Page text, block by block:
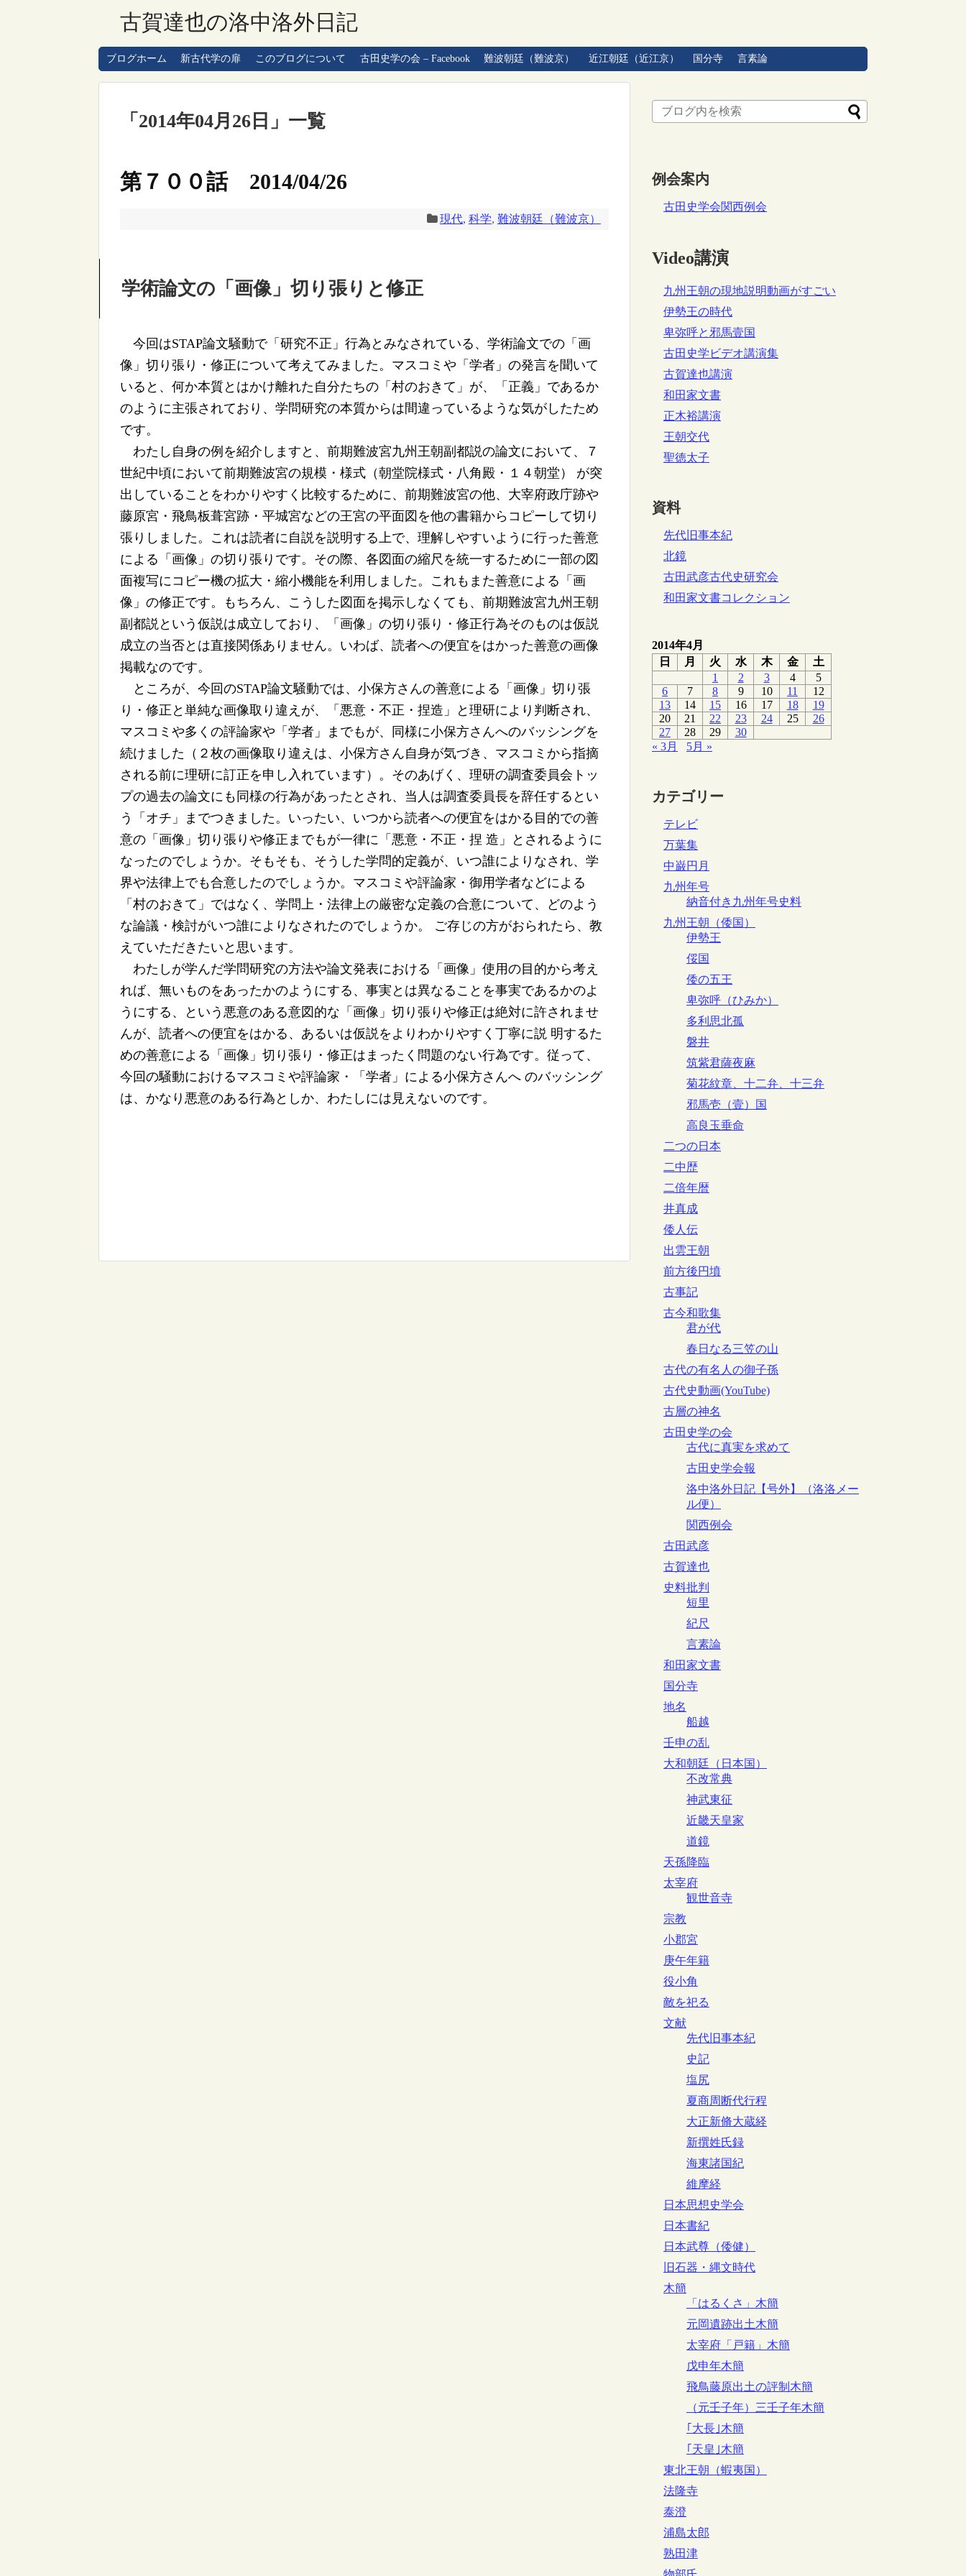
古賀達也の洛中洛外日記
ブログホーム 新古代学の扉 このブログについて 古田史学の会 – Facebook 難波朝廷（難波京） 近江朝廷（近江京） 国分寺 言素論
「 2014年04月26日 」 一覧
第７００話 2014/04/26
現代, 科学, 難波朝廷（難波京）
学術論文の「画像」切り張りと修正
今回はSTAP論文騒動で「研究不正」行為とみなされている、学術論文での「画
像」切り張り・修正について考えてみました。マスコミや「学者」の発言を聞いて
いると、何か本質とはかけ離れた自分たちの「村のおきて」が、「正義」であるか
のように主張されており、学問研究の本質からは間違っているような気がしたため
です。
わたし自身の例を紹介しますと、前期難波宮九州王朝副都説の論文において、７
世紀中頃において前期難波宮の規模・様式（朝堂院様式・八角殿・１４朝堂） が突
出していることをわかりやすく比較するために、前期難波宮の他、大宰府政庁跡や
藤原宮・飛鳥板葺宮跡・平城宮などの王宮の平面図を他の書籍からコピーして切り
張りしました。これは読者に自説を説明する上で、理解しやすいように行った善意
による「画像」の切り張りです。その際、各図面の縮尺を統一するために一部の図
面複写にコピー機の拡大・縮小機能を利用しました。これもまた善意による「画
像」の修正です。もちろん、こうした図面を掲示しなくても、前期難波宮九州王朝
副都説という仮説は成立しており、「画像」の切り張り・修正行為そのものは仮説
成立の当否とは直接関係ありません。いわば、読者への便宜をはかった善意の画像
掲載なのです。
ところが、今回のSTAP論文騒動では、小保方さんの善意による「画像」切り張
り・修正と単純な画像取り違えが、「悪意・不正・捏造」と理研により判断され、
マスコミや多くの評論家や「学者」までもが、同様に小保方さんへのバッシングを
続けました（２枚の画像取り違えは、小保方さん自身が気づき、マスコミから指摘
される前に理研に訂正を申し入れています）。そのあげく、理研の調査委員会トッ
プの過去の論文にも同様の行為があったとされ、当人は調査委員長を辞任するとい
う「オチ」までつきました。いったい、いつから読者への便宜をはかる目的での善
意の「画像」切り張りや修正までもが一律に「悪意・不正・捏 造」とされるように
なったのでしょうか。そもそも、そうした学問的定義が、いつ誰によりなされ、学
界や法律上でも合意したのでしょうか。マスコミや評論家・御用学者などによる
「村のおきて」ではなく、学問上・法律上の厳密な定義の合意について、どのよう
な論議・検討がいつ誰によりなされたのでしょうか。 ご存じの方がおられたら、教
えていただきたいと思います。
わたしが学んだ学問研究の方法や論文発表における「画像」使用の目的から考え
れば、無いものをあったかのようにする、事実とは異なることを事実であるかのよ
うにする、という悪意のある意図的な「画像」切り張りや修正は絶対に許されませ
んが、読者への便宜をはかる、あるいは仮説をよりわかりやすく丁寧に説 明するた
めの善意による「画像」切り張り・修正はまったく問題のない行為です。従って、
今回の騒動におけるマスコミや評論家・「学者」による小保方さんへ のバッシング
は、かなり悪意のある行為としか、わたしには見えないのです。
例会案内
古田史学会関西例会
Video講演
九州王朝の現地説明動画がすごい
伊勢王の時代
卑弥呼と邪馬壹国
古田史学ビデオ講演集
古賀達也講演
和田家文書
正木裕講演
王朝交代
聖徳太子
資料
先代旧事本紀
北鏡
古田武彦古代史研究会
和田家文書コレクション
2014年4月
日
月 火 水 木 金
土
1
2 3 4
5
6
7 8 9 10 11
12
13
14 15 16 17 18
19
20
21 22 23 24 25
26
27
28 29
30
« 3月
5月 »
カテゴリー
テレビ
万葉集
中巌円月
九州年号
納音付き九州年号史料
九州王朝（倭国）
伊勢王
俀国
倭の五王
卑弥呼（ひみか）
多利思北孤
磐井
筑紫君薩夜麻
菊花紋章、十二弁、十三弁
邪馬壱（壹）国
高良玉垂命
二つの日本
二中歴
二倍年暦
井真成
倭人伝
出雲王朝
前方後円墳
古事記
古今和歌集
君が代
春日なる三笠の山
古代の有名人の御子孫
古代史動画(YouTube)
古層の神名
古田史学の会
古代に真実を求めて
古田史学会報
洛中洛外日記【号外】（洛洛メー
ル便）
関西例会
古田武彦
古賀達也
史料批判
短里
紀尺
言素論
和田家文書
国分寺
地名
船越
壬申の乱
大和朝廷（日本国）
不改常典
神武東征
近畿天皇家
道鏡
天孫降臨
太宰府
観世音寺
宗教
小郡宮
庚午年籍
役小角
敵を祀る
文献
先代旧事本紀
史記
塩尻
夏商周断代行程
大正新脩大蔵経
新撰姓氏録
海東諸国紀
維摩経
日本思想史学会
日本書紀
日本武尊（倭健）
旧石器・縄文時代
木簡
「はるくさ」木簡
元岡遺跡出土木簡
太宰府「戸籍」木簡
戊申年木簡
飛鳥藤原出土の評制木簡
（元壬子年）三壬子年木簡
｢大長｣木簡
｢天皇｣木簡
東北王朝（蝦夷国）
法隆寺
泰澄
浦島太郎
熟田津